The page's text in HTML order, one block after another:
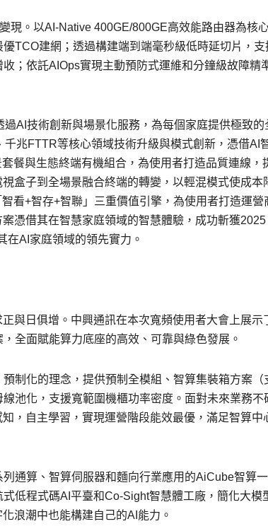
現。以AI-Native 400GE/800GE高效能路由器為核
TCO建網；透過構建端到端毫秒級低時延切片，支
；依託AIOps實現主動預防式運維和分鐘級故障精
AI技術創新與場景化服務，為每個家庭提供極致的
兆FTTR等核心領域技術升級與模式創新，憑借AI
餐與生態終端有機組合，為使用者打造品質連線，
盒子到全場景融合終端的轉變，以輕混模式使成本
看+智存+智聯」三重價值引擎，為使用者打造運營
憑借其在智慧家庭領域的智慧體驗，成功斬獲2025
在AI家庭領域的領先實力。
與日俱增。中興通訊在本次寬頻使用者大會上展示
全面賦能算力底座的高效、可靠與綠色發展。
制化的理念，提供預制全模組、智算集裝箱方案（
池化，支援寬範圍機櫃功率密度。面對未來業務不
，自主學習，實現運營階段能效最優，滿足智算中
通算、智算伺服器和麵向行業應用的AiCube智算
低程式碼AI平臺和Co-Sight智慧體工廠，簡化大模
浪潮中也能構建自己的AI能力。